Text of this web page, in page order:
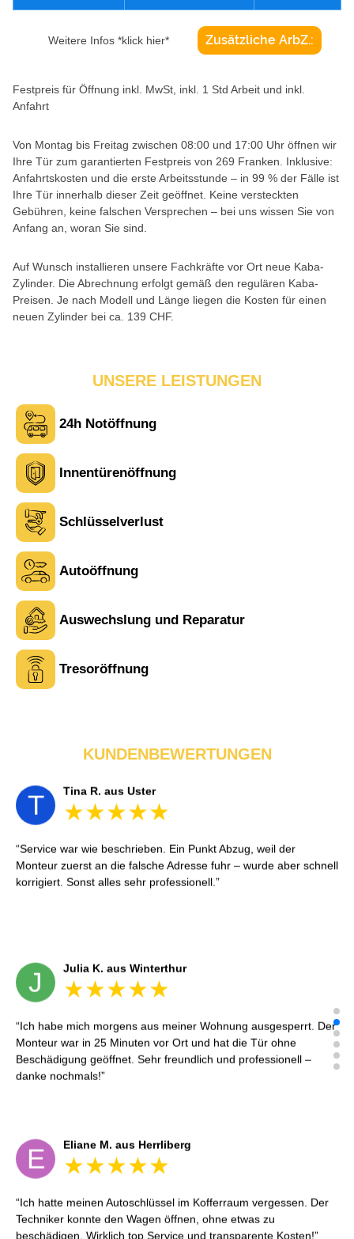
Weitere Infos *klick hier* Zusätzliche ArbZ.:
Festpreis für Öffnung inkl. MwSt, inkl. 1 Std Arbeit und inkl.
Anfahrt
Von Montag bis Freitag zwischen 08:00 und 17:00 Uhr öffnen wir
Ihre Tür zum garantierten Festpreis von 269 Franken. Inklusive:
Anfahrtskosten und die erste Arbeitsstunde – in 99 % der Fälle ist
Ihre Tür innerhalb dieser Zeit geöffnet. Keine versteckten
Gebühren, keine falschen Versprechen – bei uns wissen Sie von
Anfang an, woran Sie sind.
Auf Wunsch installieren unsere Fachkräfte vor Ort neue Kaba-
Zylinder. Die Abrechnung erfolgt gemäß den regulären Kaba-
Preisen. Je nach Modell und Länge liegen die Kosten für einen
neuen Zylinder bei ca. 139 CHF.
UNSERE LEISTUNGEN
24h Notöffnung
Innentürenöffnung
Schlüsselverlust
Autoöffnung
Auswechslung und Reparatur
Tresoröffnung
KUNDENBEWERTUNGEN
L Laura M. aus Zürich
Sehr freundlich am Telefon und vor Ort. Die Türöffnung ging
schnell, aber ich musste 5 Minuten auf den Rückruf warten.
T Tina R. aus Uster
Service war wie beschrieben. Ein Punkt Abzug, weil der
Monteur zuerst an die falsche Adresse fuhr – wurde aber schnell
korrigiert. Sonst alles sehr professionell.
J Julia K. aus Winterthur
Ich habe mich morgens aus meiner Wohnung ausgesperrt. Der
Monteur war in 25 Minuten vor Ort und hat die Tür ohne
Beschädigung geöffnet. Sehr freundlich und professionell –
danke nochmals!
E Eliane M. aus Herrliberg
Ich hatte meinen Autoschlüssel im Kofferraum vergessen. Der
Techniker konnte den Wagen öffnen, ohne etwas zu
beschädigen. Wirklich top Service und transparente Kosten!